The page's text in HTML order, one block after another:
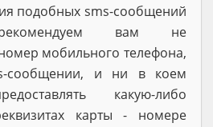
подобных sms-сообщений
рекомендуем вам не
мобильного телефона,
сообщении, и ни в коем
какую-либо
карты - номере